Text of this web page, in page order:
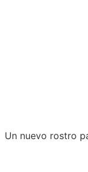
Un nuevo rostro